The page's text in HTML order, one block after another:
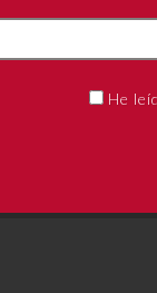
He